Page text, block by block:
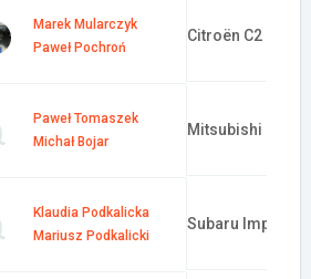
Marek Mularczyk
Paweł Pochroń
Citroën C2 R2
Paweł Tomaszek
Michał Bojar
Mitsubishi
Klaudia Podkalicka
Mariusz Podkalicki
Subaru Impreza